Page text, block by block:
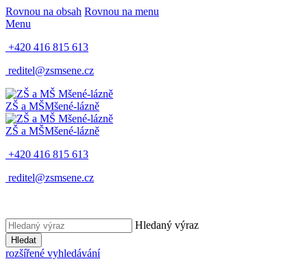
Rovnou na obsah Rovnou na menu
Menu
+420 416 815 613
reditel@zsmsene.cz
ZŠ a MŠMšené-lázně
ZŠ a MŠMšené-lázně
+420 416 815 613
reditel@zsmsene.cz
Hledaný výraz
Hledat
rozšířené vyhledávání